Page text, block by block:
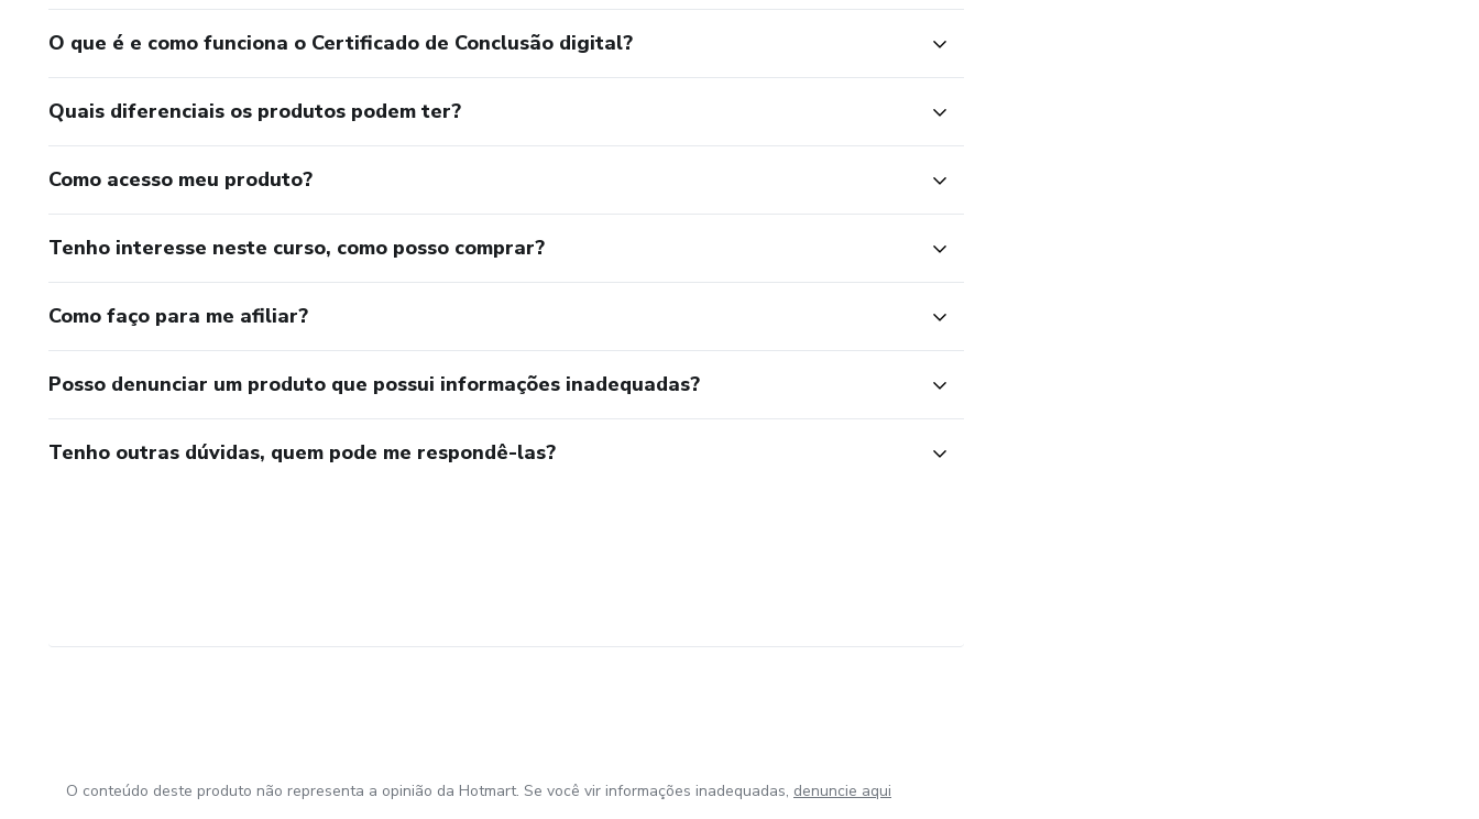
O que é e como funciona o Certificado de Conclusão digital?
Quais diferenciais os produtos podem ter?
Como acesso meu produto?
Tenho interesse neste curso, como posso comprar?
Como faço para me afiliar?
Posso denunciar um produto que possui informações inadequadas?
Tenho outras dúvidas, quem pode me respondê-las?
O conteúdo deste produto não representa a opinião da Hotmart. Se você vir informações inadequadas, denuncie aqui